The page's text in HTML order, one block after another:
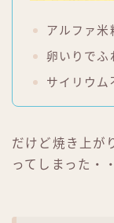
アルファ米
卵いりでふ
サイリウム
だけど焼き上が
ってしまった・